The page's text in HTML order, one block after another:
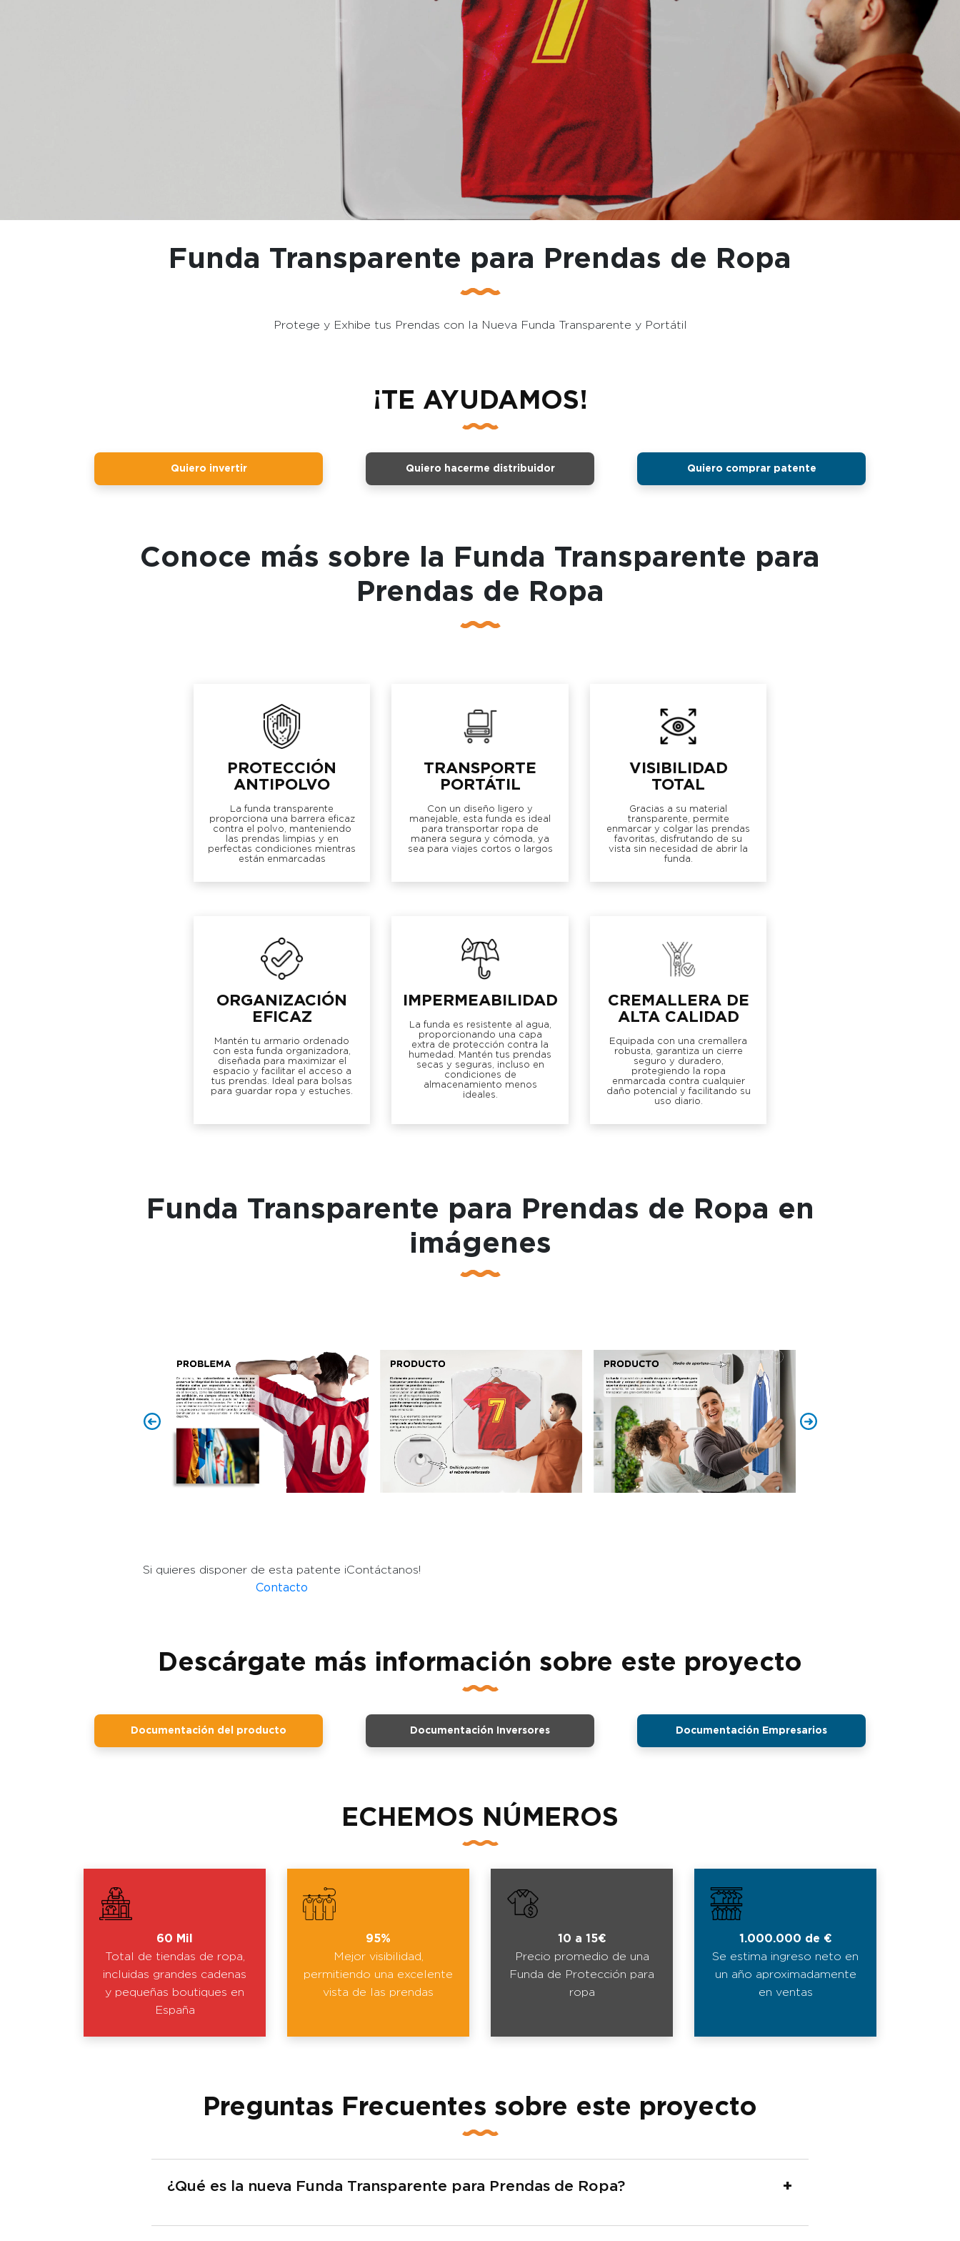
Funda Transparente para Prendas de Ropa
Protege y Exhibe tus Prendas con la Nueva Funda Transparente y Portátil
¡TE AYUDAMOS!
Quiero invertir Quiero hacerme distribuidor Quiero comprar patente
Conoce más sobre la Funda Transparente para
Prendas de Ropa
PROTECCIÓN
ANTIPOLVO
La funda transparente
proporciona una barrera eficaz
contra el polvo, manteniendo
las prendas limpias y en
perfectas condiciones mientras
están enmarcadas
TRANSPORTE
PORTÁTIL
Con un diseño ligero y
manejable, esta funda es ideal
para transportar ropa de
manera segura y cómoda, ya
sea para viajes cortos o largos
VISIBILIDAD
TOTAL
Gracias a su material
transparente, permite
enmarcar y colgar las prendas
favoritas, disfrutando de su
vista sin necesidad de abrir la
funda.
ORGANIZACIÓN
EFICAZ
Mantén tu armario ordenado
con esta funda organizadora,
diseñada para maximizar el
espacio y facilitar el acceso a
tus prendas. Ideal para bolsas
para guardar ropa y estuches.
IMPERMEABILIDAD
La funda es resistente al agua,
proporcionando una capa
extra de protección contra la
humedad. Mantén tus prendas
secas y seguras, incluso en
condiciones de
almacenamiento menos
ideales.
CREMALLERA DE
ALTA CALIDAD
Equipada con una cremallera
robusta, garantiza un cierre
seguro y duradero,
protegiendo la ropa
enmarcada contra cualquier
daño potencial y facilitando su
uso diario.
Funda Transparente para Prendas de Ropa en
imágenes
Si quieres disponer de esta patente ¡Contáctanos!
Contacto
Descárgate más información sobre este proyecto
Documentación del producto Documentación Inversores Documentación Empresarios
ECHEMOS NÚMEROS
60 Mil
Total de tiendas de ropa,
incluidas grandes cadenas
y pequeñas boutiques en
España
95%
Mejor visibilidad,
permitiendo una excelente
vista de las prendas
10 a 15€
Precio promedio de una
Funda de Protección para
ropa
1.000.000 de €
Se estima ingreso neto en
un año aproximadamente
en ventas
Preguntas Frecuentes sobre este proyecto
¿Qué es la nueva Funda Transparente para Prendas de Ropa?